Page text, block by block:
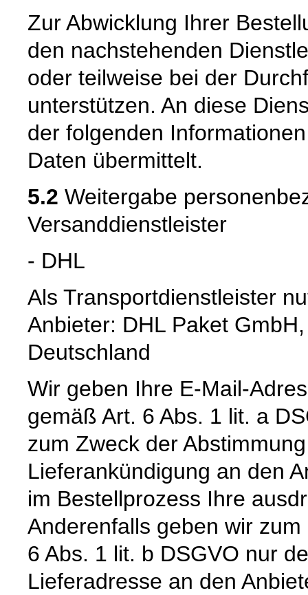
Zur Abwicklung Ihrer
den nachstehenden
oder teilweise bei der
unterstützen. An diese
der folgenden
Daten übermittelt.
5.2 Weitergabe
Versanddienstleister
- DHL
Als Transportdienstleister
Anbieter: DHL Paket
Deutschland
Wir geben Ihre E-Mail-
gemäß Art. 6 Abs. 1 lit. a
zum Zweck der
Lieferankündigung an den
im Bestellprozess Ihre
Anderenfalls geben wir
6 Abs. 1 lit. b DSGVO nur
Lieferadresse an den